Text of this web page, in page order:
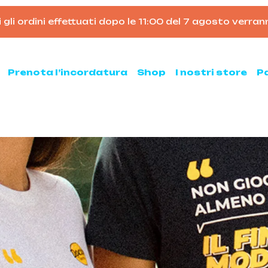
effettuati dopo le 11:00 del 7 agosto verranno
Prenota l’incordatura Shop
da tennis
da tennis usate
da tennis
ed armeggi
per il tennis
e zaini
clay e all court
Padel
Racchette da padel
Palline da padel
Borsoni da padel
Accessori per il padel
Scarpe da padel
Pickleball
I nostri store
Carrello